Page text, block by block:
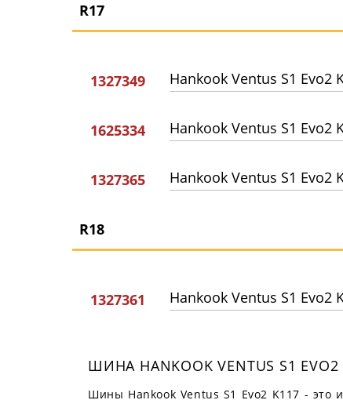
R17
1327349 Hankook Ventus S1 Evo2
1625334 Hankook Ventus S1 Evo2
1327365 Hankook Ventus S1 Evo2
R18
1327361 Hankook Ventus S1 Evo2
ШИНА HANKOOK VENTUS S1
Шины Hankook Ventus S1 Evo2 K117 - это